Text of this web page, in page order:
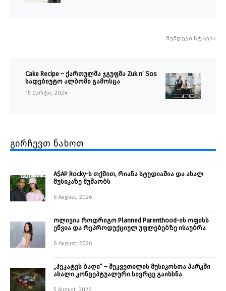
შემდეგი სტატია
Cake Recipe – ქართულმა ჯგუფმა Zuk n’ Sos
სადებიუტო ალბომი გამოსცა
15 მარტი, 2024
გირჩევთ ნახოთ
A$AP Rocky-ს თქმით, რიანა სტუდიაშია და ახალ
მუსიკაზე მუშაობს
6 August, 2026
ოლივია როდრიგო Planned Parenthood-ის ოფისს
ეწვია და რეპროდუქციულ უფლებებზე ისაუბრა
6 August, 2026
„ჰეკატეს ბაღი“ – შეკვეთილის მუსიკოსთა პარკში
ახალი კონცეპტუალური სივრცე გაიხსნა ￼